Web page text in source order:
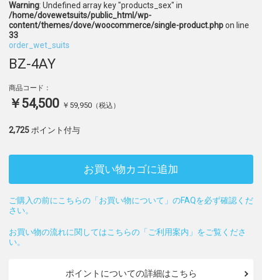
Warning: Undefined array key "products_sex" in
/home/dovewetsuits/public_html/wp-
content/themes/dove/woocommerce/single-product.phpon line
33
order_wet_suits
BZ-4AY
商品コード：
￥54,500 ￥59,950 （税込）
2,725 ポイント付与
お買い物カゴに追加
ご購入の前にこちらの「お買い物について」のFAQを必ず確認くだ
さい。
お買い物の流れに関してはこちらの「ご利用案内」をご覧くださ
い。
ポイントについての詳細はこちら